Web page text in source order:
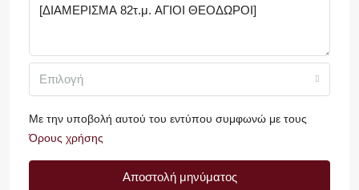
Επιλογή
Με την υποβολή αυτού του εντύπου συμφωνώ με τους
Όρους χρήσης
Αποστολή μηνύματος